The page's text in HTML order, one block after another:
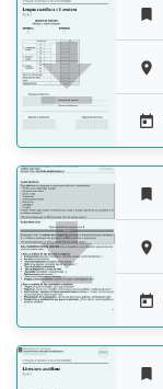








